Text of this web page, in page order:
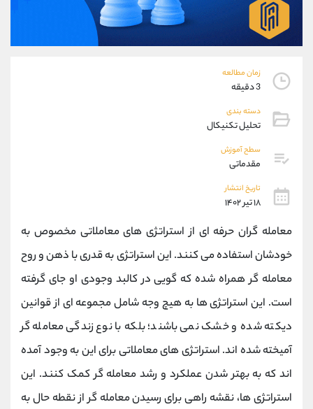
زمان مطالعه
3 دقیقه
دسته بندی
تحلیل تکنیکال
سطح آموزش
مقدماتی
تاریخ انتشار
۱۸ تیر ۱۴۰۲
معامله گران حرفه ای از استراتژی های معاملاتی مخصوص به
خودشان استفاده می کنند. این استراتژی به قدری با ذهن و روح
معامله گر همراه شده که گویی در کالبد وجودی او جای گرفته
است. این استراتژی ها به هیچ وجه شامل مجموعه ای از قوانین
دیکته شده و خشک نمی باشند؛ بلکه با نوع زندگی معامله گر
آمیخته شده اند. استراتژی های معاملاتی برای این به وجود آمده
اند که به بهتر شدن عملکرد و رشد معامله گر کمک کنند. این
استراتژی ها، نقشه راهی برای رسیدن معامله گر از نقطه حال به
09194198792
واتساپ
تلگرام @Armteam_admin_33
پشتیبان فروش
موبایل
اطلاعات تماس
تلفن 021-22021030
021-22021040
بدون پیش شماره
اینستاگرام @alireza.mehrabii
کانال تلگرام @alirezamehrabi_com
@alirezamehrabi_official